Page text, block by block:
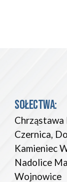
SOŁECTWA:
Chrząstawa
Czernica,
Kamieniec
Nadolice
Wojnowice